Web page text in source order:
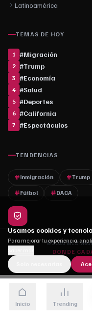
Latinoamérica
TEMAS DE HOY
1 #Migración
2 #Trump
3 #Economía
4 #Salud
5 #Deportes
6 #California
7 #Espectáculos
TENDENCIAS
Inmigración Trump
Fútbol DACA
© 2026 MLC
DONDE
Quiénes somos
Usamos cookies y
Para mejorar tu experiencia,
Inicio Trending